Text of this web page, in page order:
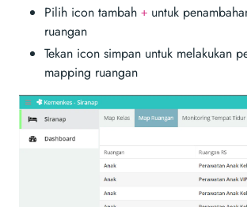
Pilih icon tambah + untuk
ruangan
Tekan icon simpan untuk melakukan
mapping ruangan